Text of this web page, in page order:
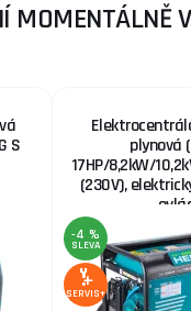
MOMENTÁLNĚ
S
plynová
17HP/8,2kW/
(230V),
-4 %
SLEVA
SERVIS+